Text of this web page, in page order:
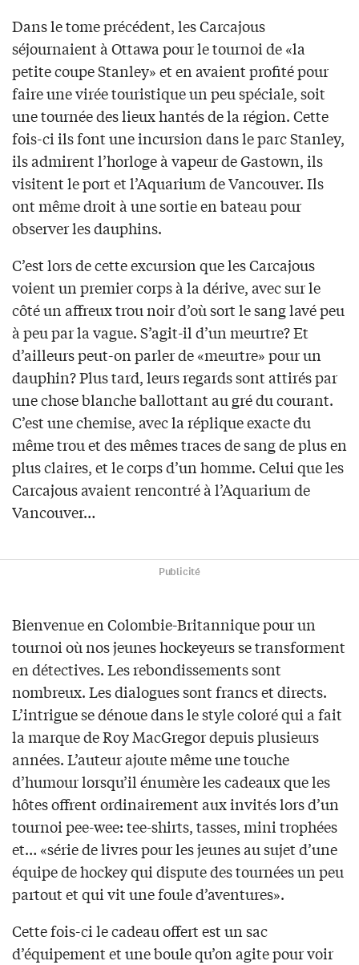
Dans le tome précédent, les Carcajous
séjournaient à Ottawa pour le tournoi de «la
petite coupe Stanley» et en avaient profité pour
faire une virée touristique un peu spéciale, soit
une tournée des lieux hantés de la région. Cette
fois-ci ils font une incursion dans le parc Stanley,
ils admirent l’horloge à vapeur de Gastown, ils
visitent le port et l’Aquarium de Vancouver. Ils
ont même droit à une sortie en bateau pour
observer les dauphins.
C’est lors de cette excursion que les Carcajous
voient un premier corps à la dérive, avec sur le
côté un affreux trou noir d’où sort le sang lavé peu
à peu par la vague. S’agit-il d’un meurtre? Et
d’ailleurs peut-on parler de «meurtre» pour un
dauphin? Plus tard, leurs regards sont attirés par
une chose blanche ballottant au gré du courant.
C’est une chemise, avec la réplique exacte du
même trou et des mêmes traces de sang de plus en
plus claires, et le corps d’un homme. Celui que les
Carcajous avaient rencontré à l’Aquarium de
Vancouver…
Publicité
Bienvenue en Colombie-Britannique pour un
tournoi où nos jeunes hockeyeurs se transforment
en détectives. Les rebondissements sont
nombreux. Les dialogues sont francs et directs.
L’intrigue se dénoue dans le style coloré qui a fait
la marque de Roy MacGregor depuis plusieurs
années. L’auteur ajoute même une touche
d’humour lorsqu’il énumère les cadeaux que les
hôtes offrent ordinairement aux invités lors d’un
tournoi pee-wee: tee-shirts, tasses, mini trophées
et… «série de livres pour les jeunes au sujet d’une
équipe de hockey qui dispute des tournées un peu
partout et qui vit une foule d’aventures».
Cette fois-ci le cadeau offert est un sac
d’équipement et une boule qu’on agite pour voir